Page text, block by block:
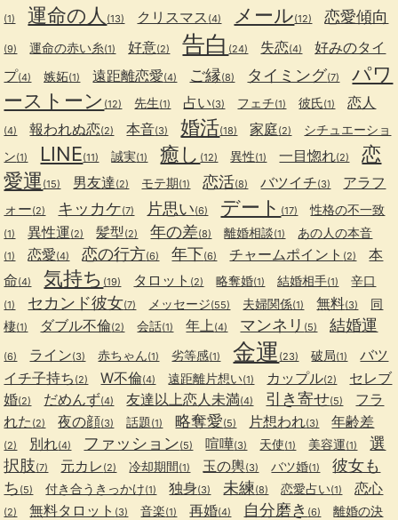
(1) 運命の人 (13) クリスマス (4) メール(12) 恋愛傾向
(9) 運命の赤い糸(1) 好意(2) 告白 (24) 失恋(4)
好みのタイ
プ(4) 嫉妬(1) 遠距離恋愛(4) ご縁(8) タイミング(7)
パワ
ーストーン (12) 先生(1) 占い(3) フェチ(1) 彼氏(1) 恋人
(4) 報われぬ恋(2) 本音(3) 婚活(18) 家庭(2)
シチュエーショ
ン(1) LINE(11) 誠実(1) 癒し (12) 異性(1) 一目惚れ(2)
恋
愛運 (15) 男友達(2) モテ期(1) 恋活(8) バツイチ(3)
アラフ
ォー(2) キッカケ(7) 片思い(6) デート (17) 性格の不一致
(1) 異性運(2) 髪型(2) 年の差(8) 離婚相談(1) あの人の本音
(1) 恋愛(4) 恋の行方(6) 年下(6) チャームポイント (2)
本
命(4) 気持ち (19) タロット (2) 略奪婚(1) 結婚相手(1) 辛口
(1) セカンド彼女(7) メッセージ(55) 夫婦関係(1) 無料(3)
同
棲(1) ダブル不倫(2) 会話(1) 年上 (4) マンネリ (5) 結婚運
(6) ライン(3) 赤ちゃん(1) 劣等感(1) 金運 (23) 破局(1)
バツ
イチ子持ち (2) W不倫(4) 遠距離片想い(1) カップル(2)
セレブ
婚(2) だめんず(4) 友達以上恋人未満(4) 引き寄せ(5)
フラ
れた (2) 夜の顔(3) 話題(1) 略奪愛(5) 片想われ(3) 年齢差
(2) 別れ(4) ファッション(5) 喧嘩(3) 天使(1) 美容運(1)
選
択肢(7) 元カレ (2) 冷却期間(1) 玉の輿(3) バツ婚(1)
彼女も
ち (5) 付き合うきっかけ(1) 独身(3) 未練(8) 恋愛占い(1) 恋心
(2) 無料タロット (3) 音楽(1) 再婚(4) 自分磨き (6)
離婚の決